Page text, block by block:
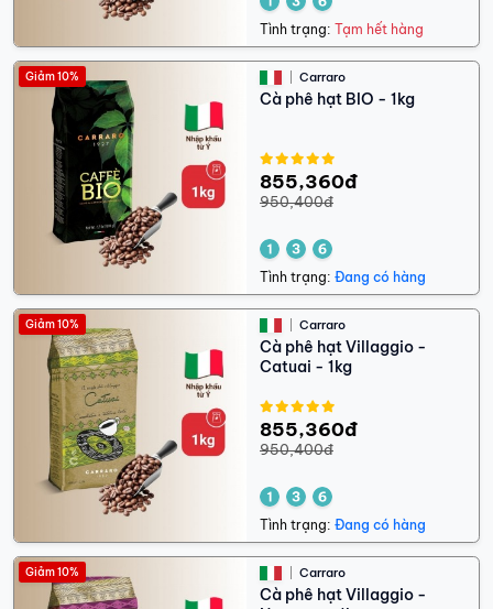
Tình trạng: Tạm hết hàng
Carraro
Cà phê hạt BIO - 1kg
855,360đ
950,400đ
Giảm 10%
Tình trạng: Đang có hàng
Carraro
Cà phê hạt Villaggio -
Catuai - 1kg
855,360đ
950,400đ
Giảm 10%
Tình trạng: Đang có hàng
Carraro
Cà phê hạt Villaggio -
Giảm 10%